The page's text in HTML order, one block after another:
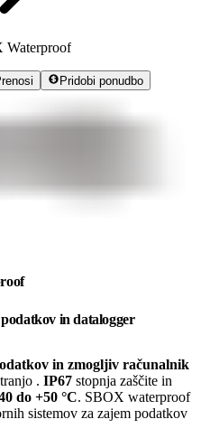
Waterproof
Pridobi ponudbo
in datalogger
in zmogljiv računalnik
. IP67 stopnja zaščite in
do +50 °C. SBOX waterproof
sistemov za zajem podatkov